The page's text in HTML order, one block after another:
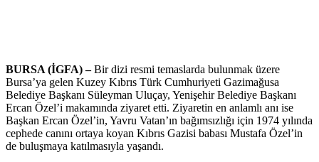
BURSA (İGFA) –Bir dizi resmi temaslarda bulunmak üzere
Bursa’ya gelen Kuzey Kıbrıs Türk Cumhuriyeti Gazimağusa
Belediye Başkanı Süleyman Uluçay, Yenişehir Belediye Başkanı
Ercan Özel’i makamında ziyaret etti. Ziyaretin en anlamlı anı ise
Başkan Ercan Özel’in, Yavru Vatan’ın bağımsızlığı için 1974 yılında
cephede canını ortaya koyan Kıbrıs Gazisi babası Mustafa Özel’in
de buluşmaya katılmasıyla yaşandı.